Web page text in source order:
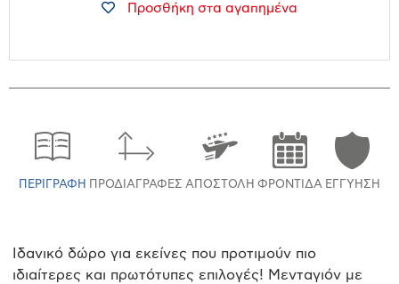
Προσθήκη στα αγαπημένα
ΠΕΡΙΓΡΑΦΉ ΠΡΟΔΙΑΓΡΑΦΈΣ ΑΠΟΣΤΟΛΉ ΦΡΟΝΤΊΔΑ ΕΓΓΎΗΣΗ
Ιδανικό δώρο για εκείνες που προτιμούν πιο
ιδιαίτερες και πρωτότυπες επιλογές! Μενταγιόν με